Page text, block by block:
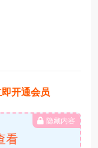
开通会员
隐藏内容
看